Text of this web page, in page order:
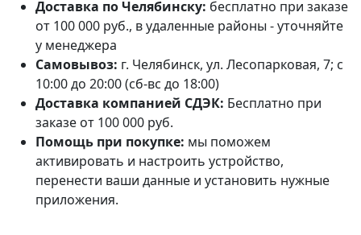
Доставка по Челябинску: бесплатно при заказе
от 100 000 руб., в удаленные районы - уточняйте
у менеджера
Самовывоз: г. Челябинск, ул. Лесопарковая, 7; с
10:00 до 20:00 (сб-вс до 18:00)
Доставка компанией СДЭК: Бесплатно при
заказе от 100 000 руб.
Помощь при покупке: мы поможем
активировать и настроить устройство,
перенести ваши данные и установить нужные
приложения.